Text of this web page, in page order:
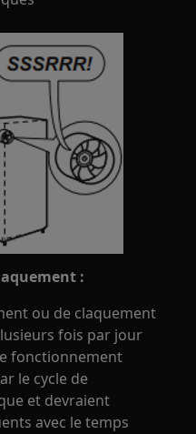
:
ou de claquement
fois par jour
fonctionnement
le cycle de
et devraient
avec le temps